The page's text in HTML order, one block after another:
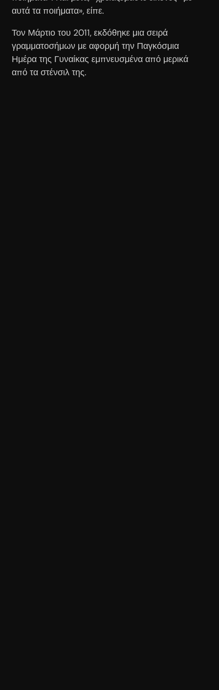
αυτά τα ποιήματα», είπε.
Τον Μάρτιο του 2011, εκδόθηκε μια σειρά
γραμματοσήμων με αφορμή την Παγκόσμια
Ημέρα της Γυναίκας εμπνευσμένα από μερικά
από τα στένσιλ της.